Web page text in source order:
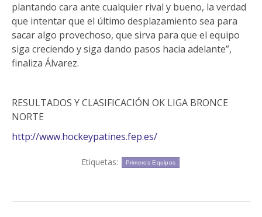
plantando cara ante cualquier rival y bueno, la verdad
que intentar que el último desplazamiento sea para
sacar algo provechoso, que sirva para que el equipo
siga creciendo y siga dando pasos hacia adelante”,
finaliza Álvarez.
RESULTADOS Y CLASIFICACIÓN OK LIGA BRONCE
NORTE
http://www.hockeypatines.fep.es/
Etiquetas: Primeros Equipos